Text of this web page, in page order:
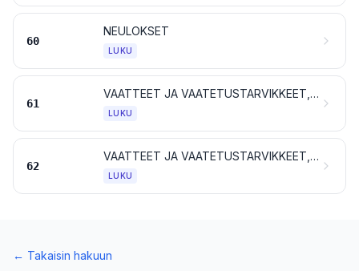
60
NEULOKSET
LUKU
61
VAATTEET JA VAATETUSTARVIKKEET, NEULOSTA
LUKU
62
VAATTEET JA VAATETUSTARVIKKEET, MUUTA KUIN NEULOSTA
LUKU
← Takaisin hakuun